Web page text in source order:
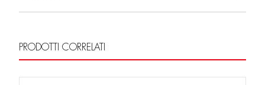
PRODOTTI CORRELATI